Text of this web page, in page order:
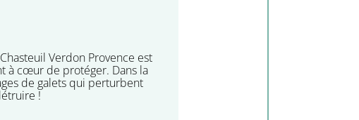
Verdon Provence est
à cœur de protéger. Dans la
de galets qui perturbent
!